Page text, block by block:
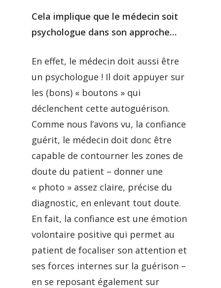
Cela implique que le médecin soit
psychologue dans son approche…
En effet, le médecin doit aussi être
un psychologue ! Il doit appuyer sur
les (bons) « boutons » qui
déclenchent cette autoguérison.
Comme nous l’avons vu, la confiance
guérit, le médecin doit donc être
capable de contourner les zones de
doute du patient – donner une
« photo » assez claire, précise du
diagnostic, en enlevant tout doute.
En fait, la confiance est une émotion
volontaire positive qui permet au
patient de focaliser son attention et
ses forces internes sur la guérison –
en se reposant également sur